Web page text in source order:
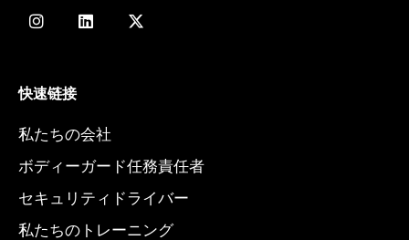
I
n
g
a
m
L
i
n
X
-
快速链接
私たちの会社
ボディーガード任務責任者
セキュリティドライバー
私たちのトレーニング